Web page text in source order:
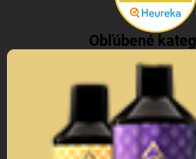
Obľúbené